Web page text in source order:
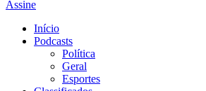
Assine
Início
Podcasts
Política
Geral
Esportes